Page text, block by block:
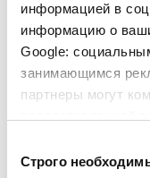
информацией в
информацию о
Google:
занимающимся
партнеры могут
вами их сервисов.
согласия
Строго
Индикация
Индикация
отслеживать
зависимости от
секундной